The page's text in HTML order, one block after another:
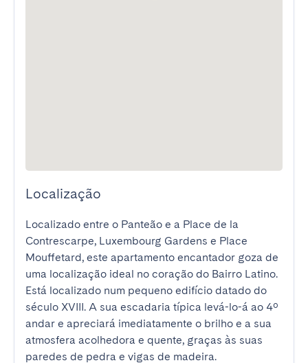
Localização
Localizado entre o Panteão e a Place de la
Contrescarpe, Luxembourg Gardens e Place
Mouffetard, este apartamento encantador goza de
uma localização ideal no coração do Bairro Latino.
Está localizado num pequeno edifício datado do
século XVIII. A sua escadaria típica levá-lo-á ao 4º
andar e apreciará imediatamente o brilho e a sua
atmosfera acolhedora e quente, graças às suas
paredes de pedra e vigas de madeira.